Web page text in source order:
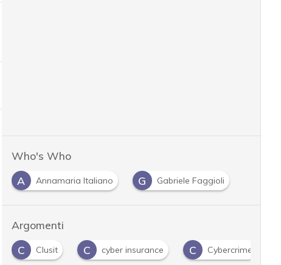
Who's Who
A
Annamaria Italiano G Gabriele Faggioli
Argomenti
C Clusit C cyber insurance C Cybercrime